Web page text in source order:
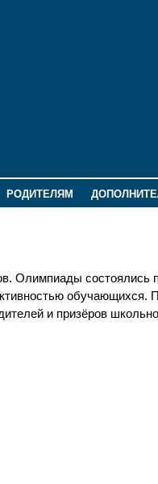
РОДИТЕЛЯМ
Олимпиады состоялись
обучающихся.
и призёров